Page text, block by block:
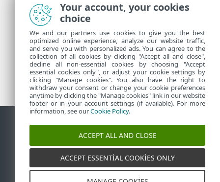
Daha Fazla Bilgi
Destek Haberleri
Müşteriler İçin Tavsiyeleri
Güvenlik açığı raporla Çerez politikası
yönet
Site haritası
Burada kullanılan ticari markalar, ESET, spol. s r.o.
veya ESET North America'nın ticari markaları ya da
Your account, your cookies
choice
We and our partners use cookies to give you the best
optimized online experience, analyze our website traffic,
and serve you with personalized ads. You can agree to the
collection of all cookies by clicking "Accept all and close",
decline all non-essential cookies by choosing "Accept
essential cookies only", or adjust your cookie settings by
clicking "Manage cookies". You also have the right to
withdraw your consent or change your cookie preferences
anytime by clicking the "Manage cookies" link in our website
footer or in your account settings (if available). For more
information, see ourCookie Policy.
ACCEPT ALL AND CLOSE
ACCEPT ESSENTIAL COOKIES ONLY